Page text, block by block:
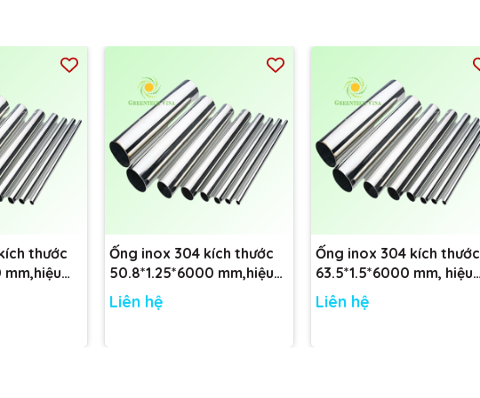
cho khách hàng những sản phẩm máy nghiền, bơm màng, phụ kiện vi
thước
mm,hiệu
Ống inox 304 kích thước
50.8*1.25*6000 mm,hiệu
CARTEN PIPE
Liên hệ
Ống inox 304 kích thước
63.5*1.5*6000 mm, hiệu
CARTEN PIPE
Liên hệ